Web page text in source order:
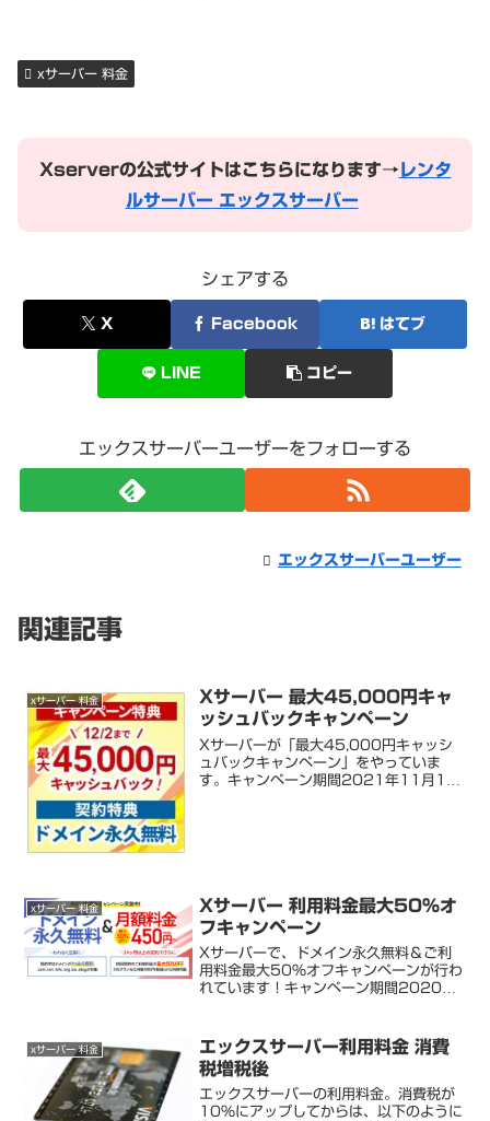
xサーバー 料金
Xserverの公式サイトはこちらになります→ レンタ
ルサーバー エックスサーバー
シェアする
X Facebook はてブ
LINE コピー
エックスサーバーユーザーをフォローする
エックスサーバーユーザー
関連記事
xサーバー 料金
Xサーバー 最大45,000円キャ
ッシュバックキャンペーン
Xサーバーが「最大45,000円キャッシ
ュバックキャンペーン」をやっていま
す。キャンペーン期間2021年11月18
xサーバー 料金
Xサーバー 利用料金最大50％オ
フキャンペーン
Xサーバーで、ドメイン永久無料＆ご利
用料金最大50％オフキャンペーンが行わ
れています！キャンペーン期間2020年
(月)18:00※予想を大きく上回る...
xサーバー 料金
エックスサーバー利用料金 消費
税増税後
エックスサーバーの利用料金。消費税が
10%にアップしてからは、以下のように